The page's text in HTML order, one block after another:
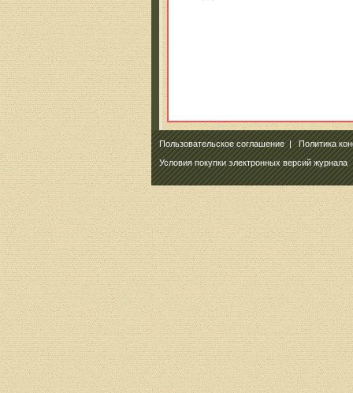
Пользовательское соглашение|Политика
Условия покупки электронных версий журнала